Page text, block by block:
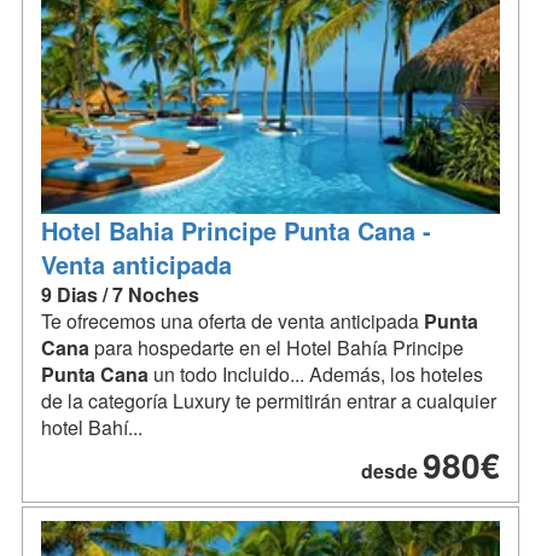
Hotel Bahia Principe Punta Cana -
Venta anticipada
9 Dias / 7 Noches
Te ofrecemos una oferta de venta anticipada Punta
Canapara hospedarte en el Hotel Bahía Principe
PuntaCana un todo Incluido... Además, los hoteles
de la categoría Luxury te permitirán entrar a cualquier
hotel Bahí...
desde980€